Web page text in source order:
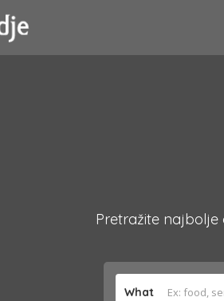
Pretražite najbolje
What